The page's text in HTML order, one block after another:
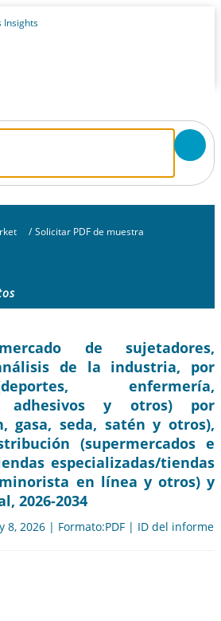
/ Solicitar PDF de muestra
de sujetadores,
de la industria, por
enfermería,
adhesivos y otros) por
gasa, seda, satén y otros),
(supermercados e
especializadas/tiendas
en línea y otros) y
2026-2034
8, 2026 | Formato:PDF | ID del informe: